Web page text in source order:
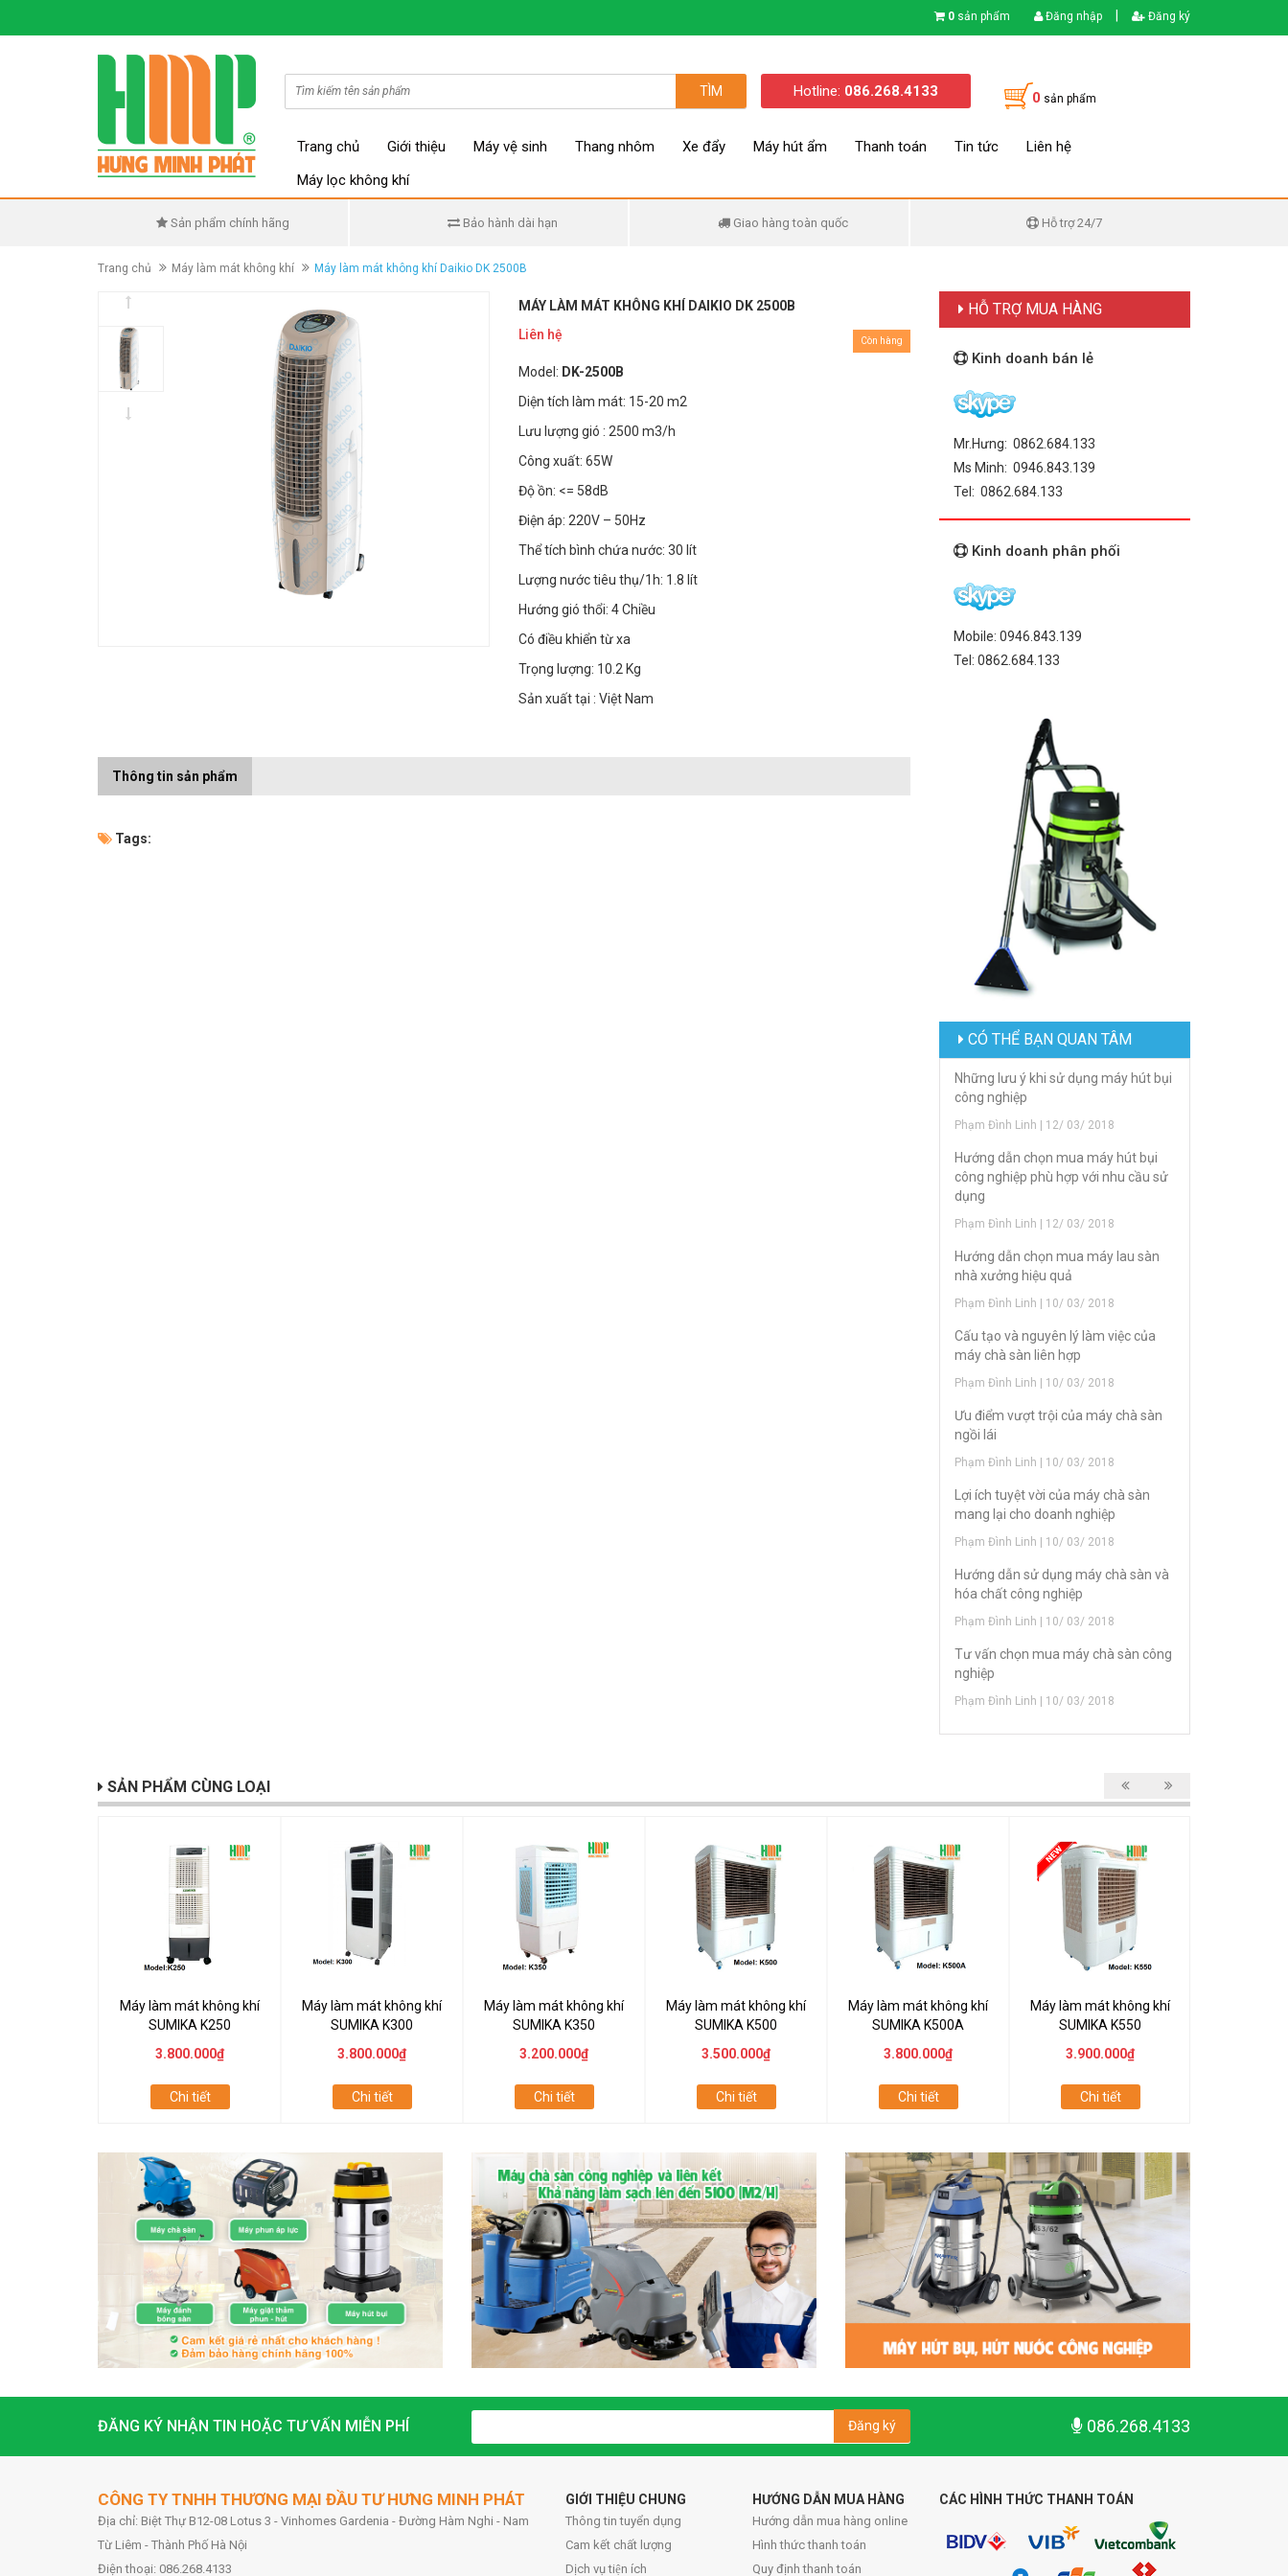
0 sản phẩm Đăng nhập Đăng ký
TÌM Hotline: 086.268.4133 0 sản phẩm
Trang chủ Giới thiệu Máy vệ sinh Thang nhôm Xe đẩy Máy hút ẩm Thanh toán Tin tức
Liên hệ
Máy lọc không khí
Sản phẩm chính hãng Bảo hành dài hạn Giao hàng toàn quốc Hỗ trợ 24/7
Trang chủ Máy làm mát không khí Máy làm mát không khí Daikio DK 2500B
MÁY LÀM MÁT KHÔNG KHÍ DAIKIO DK 2500B
Liên hệ
Còn hàng
Model: DK-2500B
Diện tích làm mát: 15-20 m2
Lưu lượng gió : 2500 m3/h
Công xuất: 65W
Độ ồn: <= 58dB
Điện áp: 220V – 50Hz
Thể tích bình chứa nước: 30 lít
Lượng nước tiêu thụ/1h: 1.8 lít
Hướng gió thổi: 4 Chiều
Có điều khiển từ xa
Trọng lượng: 10.2 Kg
Sản xuất tại : Việt Nam
Thông tin sản phẩm
Tags:
HỖ TRỢ MUA HÀNG
Kinh doanh bán lẻ
Mr.Hưng: 0862.684.133
Ms Minh: 0946.843.139
Tel: 0862.684.133
Kinh doanh phân phối
Mobile: 0946.843.139
Tel: 0862.684.133
CÓ THỂ BẠN QUAN TÂM
Những lưu ý khi sử dụng máy hút bụi
công nghiệp
Phạm Đình Linh | 12/ 03/ 2018
Hướng dẫn chọn mua máy hút bụi
công nghiệp phù hợp với nhu cầu sử
dụng
Phạm Đình Linh | 12/ 03/ 2018
Hướng dẫn chọn mua máy lau sàn
nhà xưởng hiệu quả
Phạm Đình Linh | 10/ 03/ 2018
Cấu tạo và nguyên lý làm việc của
máy chà sàn liên hợp
Phạm Đình Linh | 10/ 03/ 2018
Ưu điểm vượt trội của máy chà sàn
ngồi lái
Phạm Đình Linh | 10/ 03/ 2018
Lợi ích tuyệt vời của máy chà sàn
mang lại cho doanh nghiệp
Phạm Đình Linh | 10/ 03/ 2018
Hướng dẫn sử dụng máy chà sàn và
hóa chất công nghiệp
Phạm Đình Linh | 10/ 03/ 2018
Tư vấn chọn mua máy chà sàn công
nghiệp
Phạm Đình Linh | 10/ 03/ 2018
SẢN PHẨM CÙNG LOẠI
Máy làm mát không khí
SUMIKA K250
3.800.000₫
Chi tiết
Máy làm mát không khí
SUMIKA K300
3.800.000₫
Chi tiết
Máy làm mát không khí
SUMIKA K350
3.200.000₫
Chi tiết
Máy làm mát không khí
SUMIKA K500
3.500.000₫
Chi tiết
Máy làm mát không khí
SUMIKA K500A
3.800.000₫
Chi tiết
Máy làm mát không khí
SUMIKA K550
3.900.000₫
Chi tiết
ĐĂNG KÝ NHẬN TIN HOẶC TƯ VẤN MIỄN PHÍ Đăng ký 086.268.4133
CÔNG TY TNHH THƯƠNG MẠI ĐẦU TƯ HƯNG MINH PHÁT
Địa chỉ: Biệt Thự B12-08 Lotus 3 - Vinhomes Gardenia - Đường Hàm Nghi - Nam
Từ Liêm - Thành Phố Hà Nội
Điện thoại: 086.268.4133
GIỚI THIỆU CHUNG
Thông tin tuyển dụng
Cam kết chất lượng
Dịch vụ tiện ích
HƯỚNG DẪN MUA HÀNG
Hướng dẫn mua hàng online
Hình thức thanh toán
Quy định thanh toán
CÁC HÌNH THỨC THANH TOÁN